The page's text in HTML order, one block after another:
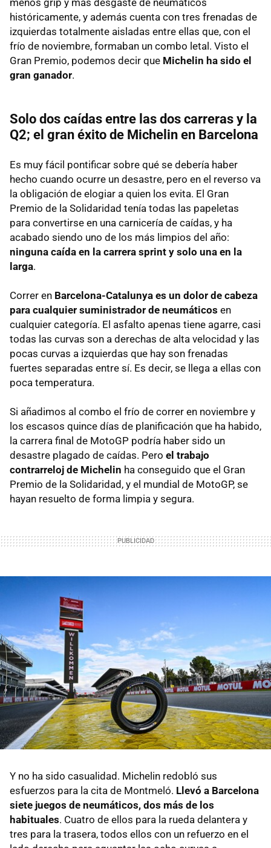
históricamente, y además cuenta con tres frenadas de
izquierdas totalmente aisladas entre ellas que, con el
frío de noviembre, formaban un combo letal. Visto el
Gran Premio, podemos decir que Michelin ha sido el
gran ganador.
Solo dos caídas entre las dos carreras y la
Q2; el gran éxito de Michelin en Barcelona
Es muy fácil pontificar sobre qué se debería haber
hecho cuando ocurre un desastre, pero en el reverso va
la obligación de elogiar a quien los evita. El Gran
Premio de la Solidaridad tenía todas las papeletas
para convertirse en una carnicería de caídas, y ha
acabado siendo uno de los más limpios del año:
ninguna caída en la carrera sprint y solo una en la
larga.
Correr en Barcelona-Catalunya es un dolor de cabeza
para cualquier suministrador de neumáticos en
cualquier categoría. El asfalto apenas tiene agarre, casi
todas las curvas son a derechas de alta velocidad y las
pocas curvas a izquierdas que hay son frenadas
fuertes separadas entre sí. Es decir, se llega a ellas con
poca temperatura.
Si añadimos al combo el frío de correr en noviembre y
los escasos quince días de planificación que ha habido,
la carrera final de MotoGP podría haber sido un
desastre plagado de caídas. Pero el trabajo
contrarreloj de Michelin ha conseguido que el Gran
Premio de la Solidaridad, y el mundial de MotoGP, se
hayan resuelto de forma limpia y segura.
Y no ha sido casualidad. Michelin redobló sus
esfuerzos para la cita de Montmeló. Llevó a Barcelona
siete juegos de neumáticos, dos más de los
habituales. Cuatro de ellos para la rueda delantera y
tres para la trasera, todos ellos con un refuerzo en el